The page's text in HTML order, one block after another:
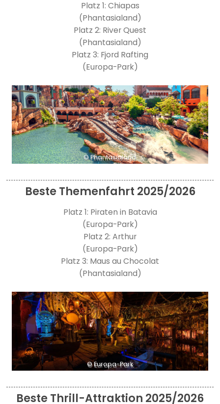
Platz 1: Chiapas
(Phantasialand)
Platz 2: River Quest
(Phantasialand)
Platz 3: Fjord Rafting
(Europa-Park)
© Phantasialand
Beste Themenfahrt 2025/2026
Platz 1: Piraten in Batavia
(Europa-Park)
Platz 2: Arthur
(Europa-Park)
Platz 3: Maus au Chocolat
(Phantasialand)
© Europa-Park
Beste Thrill-Attraktion 2025/2026